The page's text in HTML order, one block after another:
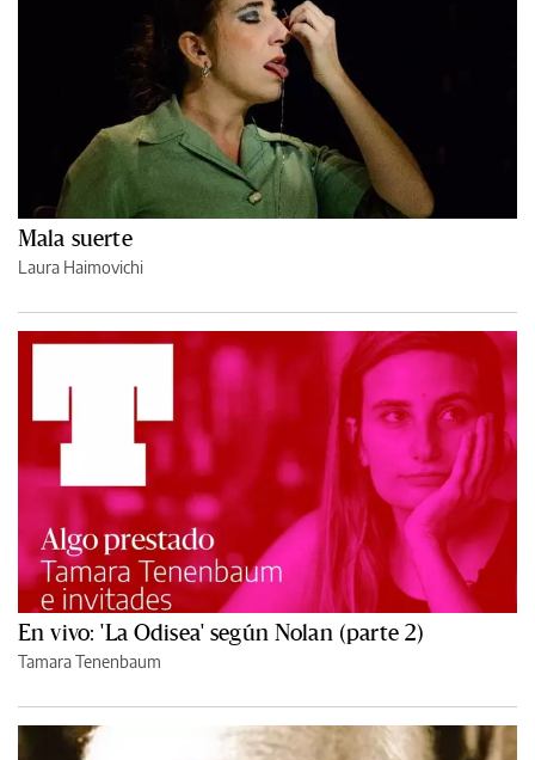
Mala suerte
Laura Haimovichi
En vivo: 'La Odisea' según Nolan (parte 2)
Tamara Tenenbaum